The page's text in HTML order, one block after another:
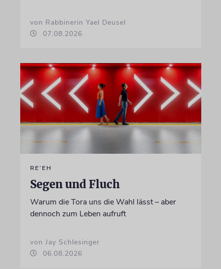
von Rabbinerin Yael Deusel
07.08.2026
RE’EH
Segen und Fluch
Warum die Tora uns die Wahl lässt – aber
dennoch zum Leben aufruft
von Jay Schlesinger
06.08.2026